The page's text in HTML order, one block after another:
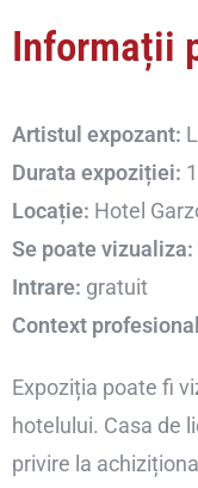
Informații
Artistul expozant:
Durata expoziției:
Locație: Hotel
Se poate vizualiza:
Intrare: gratuit
Context
Expoziția poate fi
hotelului. Casa de
privire la